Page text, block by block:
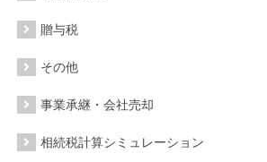
贈与税
その他
事業承継・会社売却
相続税計算シミュレーション